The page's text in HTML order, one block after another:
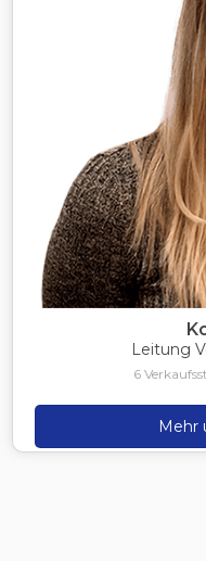
Leitung
6
Mehr